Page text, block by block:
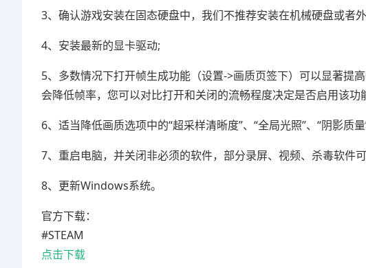
3、确认游戏安装在固态硬盘中，我们不推荐安装在机械硬盘或者
4、安装最新的显卡驱动;
5、多数情况下打开帧生成功能（设置->画质页签下）可以显著提
会降低帧率，您可以对比打开和关闭的流畅程度决定是否启用该功
6、适当降低画质选项中的“超采样清晰度”、“全局光照”、“阴影质
7、重启电脑，并关闭非必须的软件，部分录屏、视频、杀毒软件
8、更新Windows系统。
官方下载：
#STEAM
点击下载